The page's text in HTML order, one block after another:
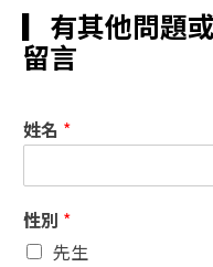
▎ 有其他問題
留言
姓名 *
性別 *
先生